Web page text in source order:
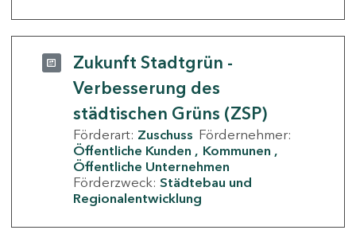
Zukunft Stadtgrün -
Verbesserung des
städtischen Grüns (ZSP)
Förderart: Zuschuss Fördernehmer:
Öffentliche Kunden
Kommunen
Öffentliche Unternehmen
Förderzweck: Städtebau und
Regionalentwicklung